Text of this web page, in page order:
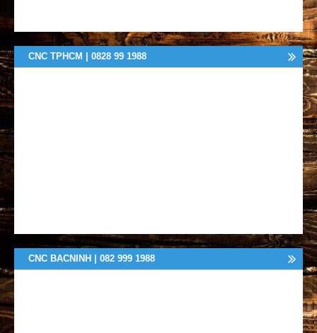
CNC TPHCM | 0828 99 1988
CNC BACNINH | 082 999 1988